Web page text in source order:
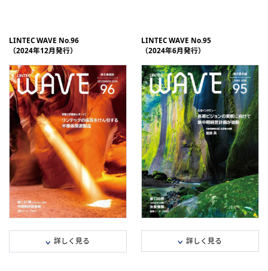
e-book
連結業績推移/株主・投資家の皆様へ/
特集（PDF：775 KB）
トピックス/アンケート結果のご報告
（PDF：700 KB）
決算情報/セグメント情報/株式情報
（PDF：604 KB）
e-book
1年間の主な動き/社長インタビュー
（PDF：962 KB）
研究開発特集/決算情報/セグメント
報（PDF：1,466 KB）
会社概要/役員一覧/主な連結子会社/
株式情報（PDF：1,783 KB）
LINTEC WAVE No.96
（2024年12月発行）
詳しく見る
LINTEC WAVE No.95
（2024年6月発行）
詳しく見る